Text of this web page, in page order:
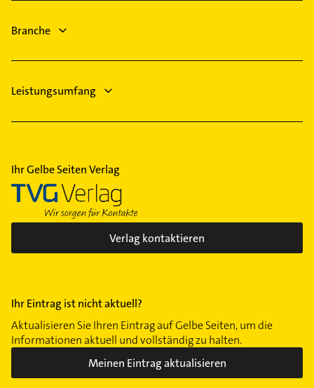
Branche
Leistungsumfang
Ihr Gelbe Seiten Verlag
Verlag kontaktieren
Ihr Eintrag ist nicht aktuell?
Aktualisieren Sie Ihren Eintrag auf Gelbe Seiten, um die
Informationen aktuell und vollständig zu halten.
Meinen Eintrag aktualisieren